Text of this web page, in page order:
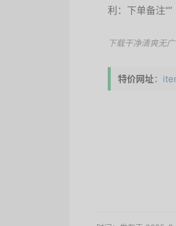
利：下单备注
下载干净清爽无
特价网址：